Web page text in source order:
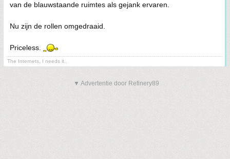
van de blauwstaande ruimtes als gejank ervaren.
Nu zijn de rollen omgedraaid.
Priceless.
The Internets, I needs it..
▼ Advertentie door Refinery89